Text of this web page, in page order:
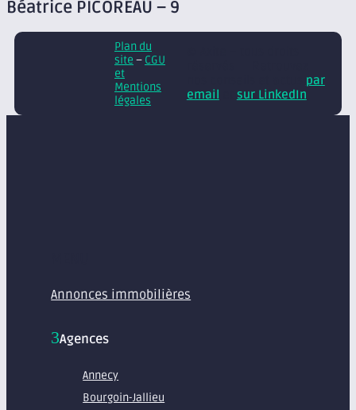
Béatrice PICOREAU – 9
Plan du
site – CGU
et
Mentions
légales
par
email
sur LinkedIn
Annonces immobilières
Agences
Annecy
Bourgoin-Jallieu